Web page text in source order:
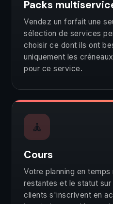
Packs
Vendez un forfait une
sélection de services
choisir ce dont ils ont
uniquement les
pour ce service.
🧘
Cours
Votre planning en
restantes et le statut
clients s'inscrivent en